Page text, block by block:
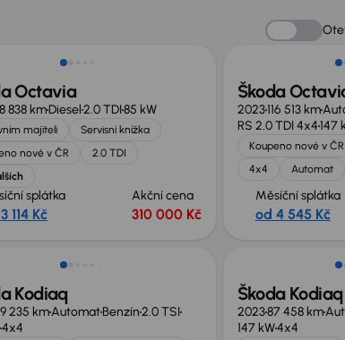
Octavia
838 kmDiesel2.0 TDI85 kW
majiteli
Servisní knížka
nové v ČR
2.0 TDI
splátka
114 Kč
Akční cena
310 000 Kč
Zlevněno o 75
Škoda
2023116 513 km
RS 2.0 TDI 4x4147
Koupeno nové v ČR
4x4
Automat
Měsíční splátka
od 4 545 Kč
o 90 000 Kč
Kodiaq
235 kmAutomatBenzín2.0 TSI
4x4
Nově v nabídce
Škoda Kodiaq
202387 458 km
147 kW4x4